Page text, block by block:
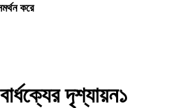
করে
দৃশ্যায়ন১